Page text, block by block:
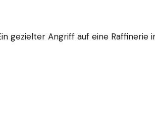
gezielter Angriff auf eine